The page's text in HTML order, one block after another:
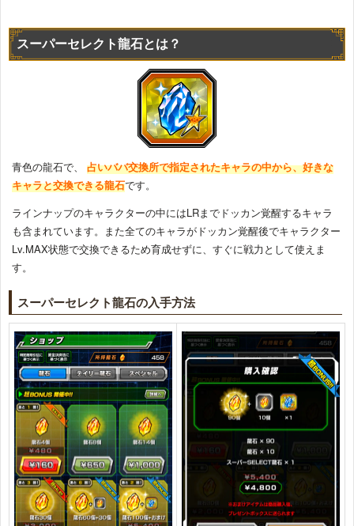
スーパーセレクト龍石とは？
青色の龍石で、 占いババ交換所で指定されたキャラの中から、好きな
キャラと交換できる龍石です。
ラインナップのキャラクターの中にはLRまでドッカン覚醒するキャラ
も含まれています。また全てのキャラがドッカン覚醒後でキャラクター
Lv.MAX状態で交換できるため育成せずに、すぐに戦力として使えま
す。
スーパーセレクト龍石の入手方法